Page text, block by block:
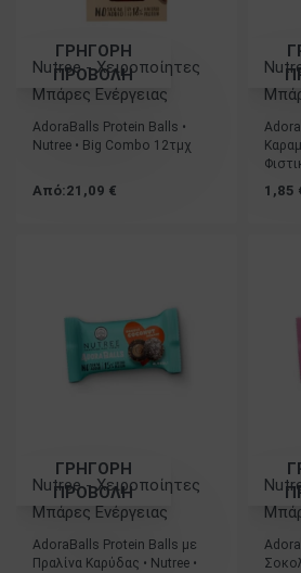
ΓΡΗΓΟΡΗ
ΠΡΟΒΟΛΗ
Nutree - Χειροποίητες
Μπάρες Ενέργειας
AdoraBalls Protein Balls •
Nutree • Big Combo 12τμχ
Από:21,09 € 1,85
ΓΡΗΓΟΡΗ
ΠΡΟΒΟΛΗ
Nutree - Χειροποίητες
Μπάρες Ενέργειας
AdoraBalls Protein Balls με
Πραλίνα Καρύδας • Nutree •